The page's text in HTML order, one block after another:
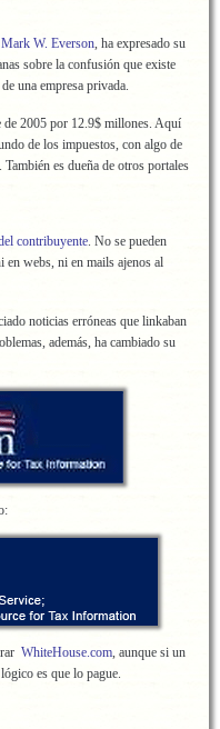
Mark W. Everson, ha expresado su
sobre la confusión que existe
una empresa privada.
de 2005 por 12.9$ millones. Aquí
de los impuestos, con algo de
es dueña de otros portales
contribuyente. No se pueden
en webs, ni en mails ajenos al
noticias erróneas que linkaban
además, ha cambiado su
WhiteHouse.com, aunque si un
es que lo pague.